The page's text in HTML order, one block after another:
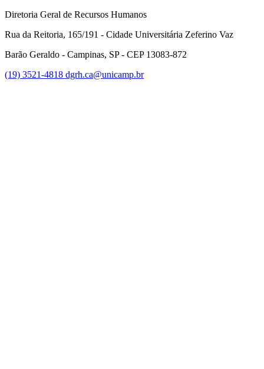
Diretoria Geral de Recursos Humanos
Rua da Reitoria, 165/191 - Cidade Universitária Zeferino Vaz
Barão Geraldo - Campinas, SP - CEP 13083-872
(19) 3521-4818 dgrh.ca@unicamp.br